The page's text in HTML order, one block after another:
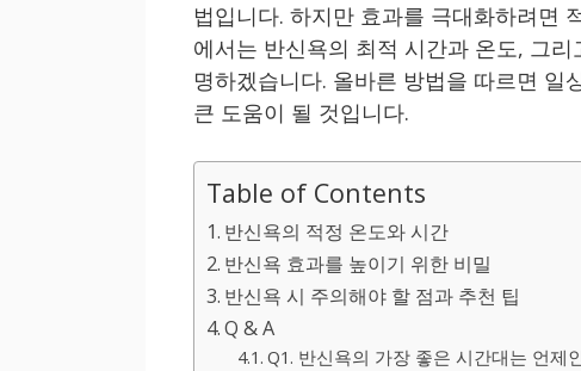
법입니다. 하지만 효과를 극대화하려면
에서는 반신욕의 최적 시간과 온도, 그
명하겠습니다. 올바른 방법을 따르면 일
큰 도움이 될 것입니다.
Table of Contents
반신욕의 적정 온도와 시간
반신욕 효과를 높이기 위한 비밀
반신욕 시 주의해야 할 점과 추천 팁
Q & A
Q1. 반신욕의 가장 좋은 시간대는 언제